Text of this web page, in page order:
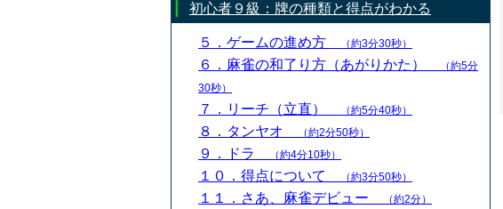
初心者９級：牌の種類と得点がわかる
５．ゲームの進め方 （約3分30秒）
６．麻雀の和了り方（あがりかた）
（約5分
30秒）
７．リーチ（立直） （約5分40秒）
８．タンヤオ （約2分50秒）
９．ドラ （約4分10秒）
１０．得点について （約3分50秒）
１１．さあ、麻雀デビュー （約2分）